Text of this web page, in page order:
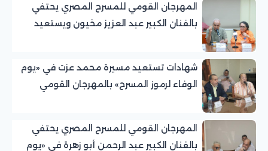
المهرجان القومي للمسرح المصري يحتفي
بالفنان الكبير عبد العزيز مخيون ويستعيد
شهادات تستعيد مسيرة محمد عزت في «يوم
الوفاء لرموز المسرح» بالمهرجان القومي
المهرجان القومي للمسرح المصري يحتفي
بالفنان الكبير عبد الرحمن أبو زهرة في «يوم